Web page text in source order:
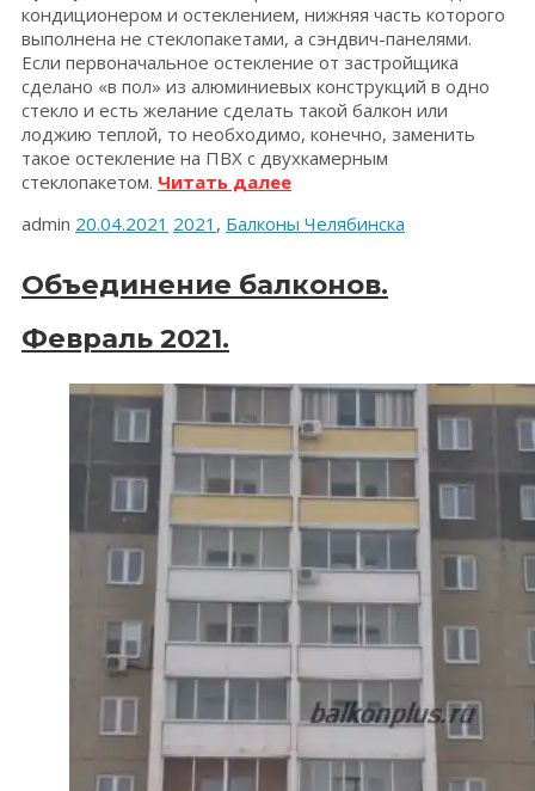
кондиционером и остеклением, нижняя часть которого
выполнена не стеклопакетами, а сэндвич-панелями.
Если первоначальное остекление от застройщика
сделано «в пол» из алюминиевых конструкций в одно
стекло и есть желание сделать такой балкон или
лоджию теплой, то необходимо, конечно, заменить
такое остекление на ПВХ с двухкамерным
стеклопакетом. Читать далее«Теплый
с
остеклением?
Март
admin 20.04.2021 2021 , Балконы Челябинска
Объединение балконов.
Февраль 2021.